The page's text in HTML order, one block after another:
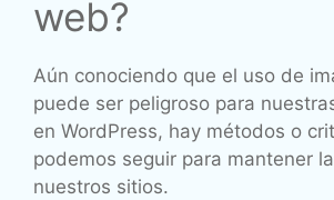
web?
Aún conociendo que el uso de
puede ser peligroso para
en WordPress, hay métodos o
podemos seguir para mantener
nuestros sitios.